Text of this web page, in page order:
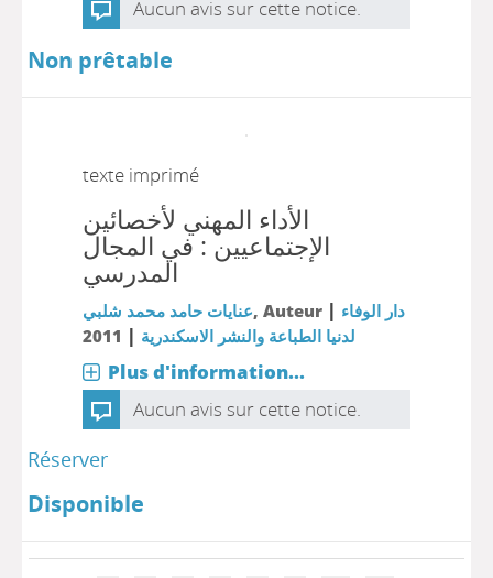
Aucun avis sur cette notice.
Non prêtable
texte imprimé
اﻷداء المهني لأخصائين
اﻹجتماعيين : في المجال
المدرسي
عنايات حامد محمد شلبي, Auteur | دار الوفاء
لدنيا الطباعة والنشر الاسكندرية |
2011
Plus d'information...
Aucun avis sur cette notice.
Réserver
Disponible